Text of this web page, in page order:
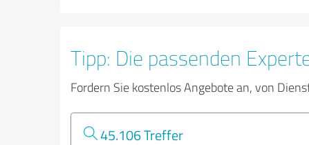
Tipp: Die passenden
Fordern Sie kostenlos Angebote an, von
45.106 Treffer